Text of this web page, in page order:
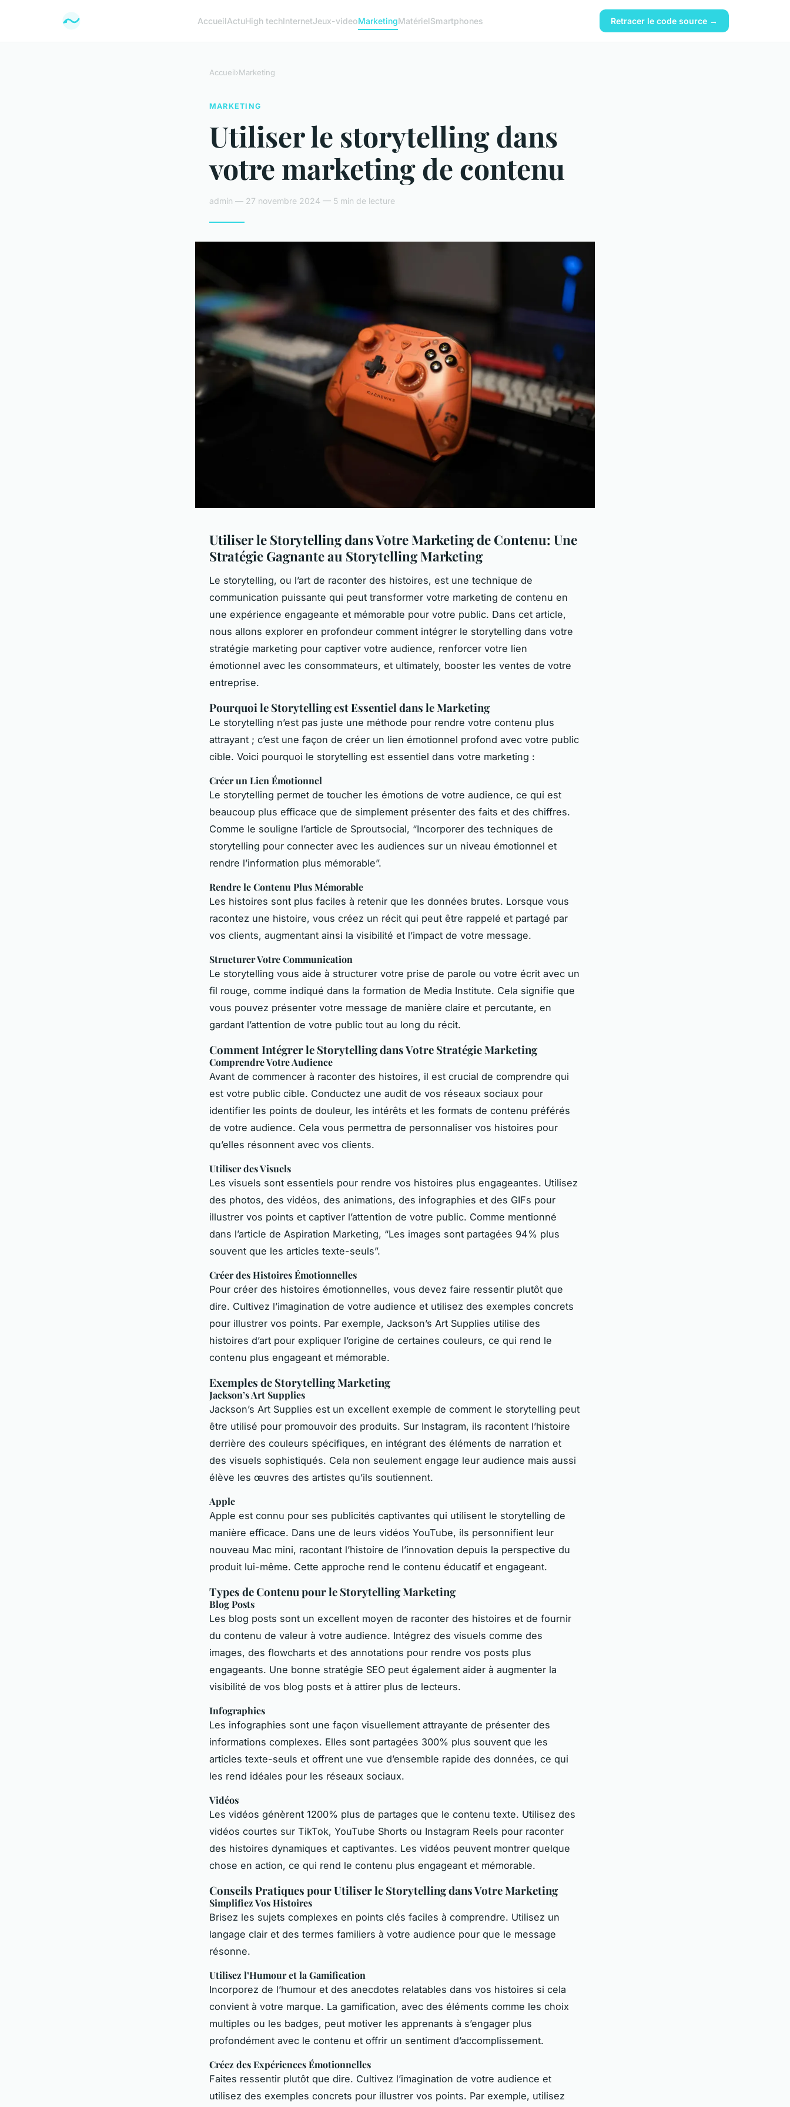
AccueilActuHigh techInternetJeux-videoMarketingMatérielSmartphones Retracer le code source →
Accueil›Marketing
MARKETING
Utiliser le storytelling dans
votre marketing de contenu
admin — 27 novembre 2024 — 5 min de lecture
Utiliser le Storytelling dans Votre Marketing de Contenu: Une
Stratégie Gagnante au Storytelling Marketing
Le storytelling, ou l’art de raconter des histoires, est une technique de
communication puissante qui peut transformer votre marketing de contenu en
une expérience engageante et mémorable pour votre public. Dans cet article,
nous allons explorer en profondeur comment intégrer le storytelling dans votre
stratégie marketing pour captiver votre audience, renforcer votre lien
émotionnel avec les consommateurs, et ultimately, booster les ventes de votre
entreprise.
Pourquoi le Storytelling est Essentiel dans le Marketing
Le storytelling n’est pas juste une méthode pour rendre votre contenu plus
attrayant ; c’est une façon de créer un lien émotionnel profond avec votre public
cible. Voici pourquoi le storytelling est essentiel dans votre marketing :
Créer un Lien Émotionnel
Le storytelling permet de toucher les émotions de votre audience, ce qui est
beaucoup plus efficace que de simplement présenter des faits et des chiffres.
Comme le souligne l’article de Sproutsocial, “Incorporer des techniques de
storytelling pour connecter avec les audiences sur un niveau émotionnel et
rendre l’information plus mémorable”.
Rendre le Contenu Plus Mémorable
Les histoires sont plus faciles à retenir que les données brutes. Lorsque vous
racontez une histoire, vous créez un récit qui peut être rappelé et partagé par
vos clients, augmentant ainsi la visibilité et l’impact de votre message.
Structurer Votre Communication
Le storytelling vous aide à structurer votre prise de parole ou votre écrit avec un
fil rouge, comme indiqué dans la formation de Media Institute. Cela signifie que
vous pouvez présenter votre message de manière claire et percutante, en
gardant l’attention de votre public tout au long du récit.
Comment Intégrer le Storytelling dans Votre Stratégie Marketing
Comprendre Votre Audience
Avant de commencer à raconter des histoires, il est crucial de comprendre qui
est votre public cible. Conductez une audit de vos réseaux sociaux pour
identifier les points de douleur, les intérêts et les formats de contenu préférés
de votre audience. Cela vous permettra de personnaliser vos histoires pour
qu’elles résonnent avec vos clients.
Utiliser des Visuels
Les visuels sont essentiels pour rendre vos histoires plus engageantes. Utilisez
des photos, des vidéos, des animations, des infographies et des GIFs pour
illustrer vos points et captiver l’attention de votre public. Comme mentionné
dans l’article de Aspiration Marketing, “Les images sont partagées 94% plus
souvent que les articles texte-seuls”.
Créer des Histoires Émotionnelles
Pour créer des histoires émotionnelles, vous devez faire ressentir plutôt que
dire. Cultivez l’imagination de votre audience et utilisez des exemples concrets
pour illustrer vos points. Par exemple, Jackson’s Art Supplies utilise des
histoires d’art pour expliquer l’origine de certaines couleurs, ce qui rend le
contenu plus engageant et mémorable.
Exemples de Storytelling Marketing
Jackson’s Art Supplies
Jackson’s Art Supplies est un excellent exemple de comment le storytelling peut
être utilisé pour promouvoir des produits. Sur Instagram, ils racontent l’histoire
derrière des couleurs spécifiques, en intégrant des éléments de narration et
des visuels sophistiqués. Cela non seulement engage leur audience mais aussi
élève les œuvres des artistes qu’ils soutiennent.
Apple
Apple est connu pour ses publicités captivantes qui utilisent le storytelling de
manière efficace. Dans une de leurs vidéos YouTube, ils personnifient leur
nouveau Mac mini, racontant l’histoire de l’innovation depuis la perspective du
produit lui-même. Cette approche rend le contenu éducatif et engageant.
Types de Contenu pour le Storytelling Marketing
Blog Posts
Les blog posts sont un excellent moyen de raconter des histoires et de fournir
du contenu de valeur à votre audience. Intégrez des visuels comme des
images, des flowcharts et des annotations pour rendre vos posts plus
engageants. Une bonne stratégie SEO peut également aider à augmenter la
visibilité de vos blog posts et à attirer plus de lecteurs.
Infographies
Les infographies sont une façon visuellement attrayante de présenter des
informations complexes. Elles sont partagées 300% plus souvent que les
articles texte-seuls et offrent une vue d’ensemble rapide des données, ce qui
les rend idéales pour les réseaux sociaux.
Vidéos
Les vidéos génèrent 1200% plus de partages que le contenu texte. Utilisez des
vidéos courtes sur TikTok, YouTube Shorts ou Instagram Reels pour raconter
des histoires dynamiques et captivantes. Les vidéos peuvent montrer quelque
chose en action, ce qui rend le contenu plus engageant et mémorable.
Conseils Pratiques pour Utiliser le Storytelling dans Votre Marketing
Simplifiez Vos Histoires
Brisez les sujets complexes en points clés faciles à comprendre. Utilisez un
langage clair et des termes familiers à votre audience pour que le message
résonne.
Utilisez l’Humour et la Gamification
Incorporez de l’humour et des anecdotes relatables dans vos histoires si cela
convient à votre marque. La gamification, avec des éléments comme les choix
multiples ou les badges, peut motiver les apprenants à s’engager plus
profondément avec le contenu et offrir un sentiment d’accomplissement.
Créez des Expériences Émotionnelles
Faites ressentir plutôt que dire. Cultivez l’imagination de votre audience et
utilisez des exemples concrets pour illustrer vos points. Par exemple, utilisez